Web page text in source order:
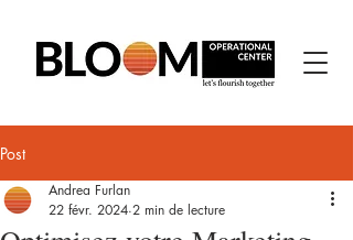
Post
Andrea Furlan
22 févr. 2024 2 min de lecture